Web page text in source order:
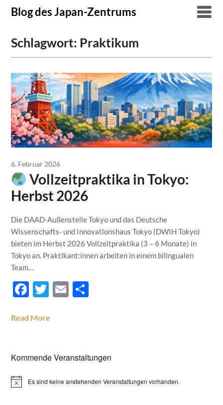
SkipBlog des Japan-Zentrums
Schlagwort: Praktikum
6. Februar 2026
Vollzeitpraktika in Tokyo:
Herbst 2026
Die DAAD-Außenstelle Tokyo und das Deutsche
Wissenschafts- und Innovationshaus Tokyo (DWIH Tokyo)
bieten im Herbst 2026 Vollzeitpraktika (3 – 6 Monate) in
Tokyo an. Praktikant:innen arbeiten in einem bilingualen
Team…
Facebook
Twitter
Email
Read More
Kommende Veranstaltungen
HinweisEs sind keine anstehenden Veranstaltungen vorhanden.